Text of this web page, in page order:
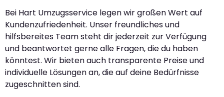
Bei Hart Umzugsservice legen wir großen Wert auf
Kundenzufriedenheit. Unser freundliches und
hilfsbereites Team steht dir jederzeit zur Verfügung
und beantwortet gerne alle Fragen, die du haben
könntest. Wir bieten auch transparente Preise und
individuelle Lösungen an, die auf deine Bedürfnisse
zugeschnitten sind.